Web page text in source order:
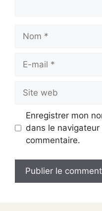
Nom
Site
web
Enregistrer mon
dans le
commentaire.